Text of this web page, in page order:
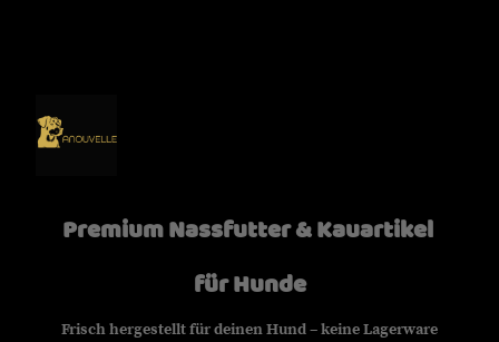
Premium Nassfutter & Kauartikel
für Hunde
Frisch hergestellt für deinen Hund – keine Lagerware